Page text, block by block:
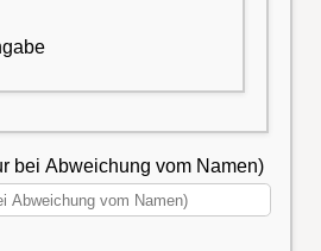
bei Abweichung vom Namen)